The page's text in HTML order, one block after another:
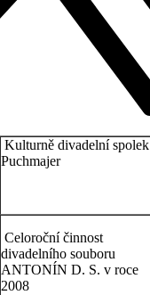
Kulturně divadelní spolek
Puchmajer
Celoroční činnost
divadelního souboru
ANTONÍN D. S. v roce
2008